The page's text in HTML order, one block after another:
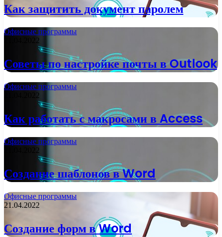
Как защитить документ паролем
Офисные программы
21.04.2022
Советы по настройке почты в Outlook
Офисные программы
21.04.2022
Как работать с макросами в Access
Офисные программы
21.04.2022
Создание шаблонов в Word
Офисные программы
21.04.2022
Создание форм в Word